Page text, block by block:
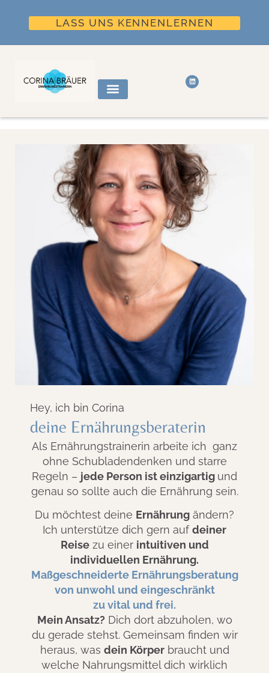
LASS UNS KENNENLERNEN
Hey, ich bin Corina
deine Ernährungsberaterin
Als Ernährungstrainerin arbeite ich ganz
ohne Schubladendenken und starre
Regeln – jede Person ist einzigartig und
genau so sollte auch die Ernährung sein.
Du möchtest deine Ernährung ändern?
Ich unterstütze dich gern aufdeiner
Reisezu einer intuitiven und
individuellen Ernährung.
Maßgeschneiderte Ernährungsberatung
von unwohl und eingeschränkt
zu vital und frei.
Mein Ansatz? Dich dort abzuholen, wo
du gerade stehst. Gemeinsam finden wir
heraus, was dein Körperbraucht und
welche Nahrungsmittel dich wirklich